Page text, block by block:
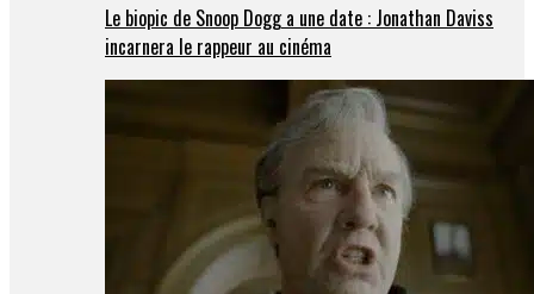
Le biopic de Snoop Dogg a une date : Jonathan Daviss
incarnera le rappeur au cinéma